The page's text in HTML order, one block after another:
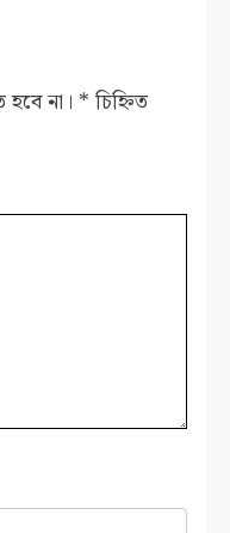
না। * চিহ্নিত